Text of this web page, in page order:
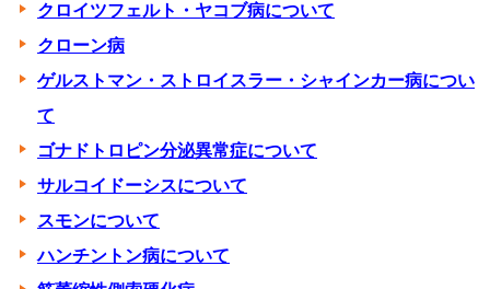
クロイツフェルト・ヤコブ病について
クローン病
ゲルストマン・ストロイスラー・シャインカー病につい
て
ゴナドトロピン分泌異常症について
サルコイドーシスについて
スモンについて
ハンチントン病について